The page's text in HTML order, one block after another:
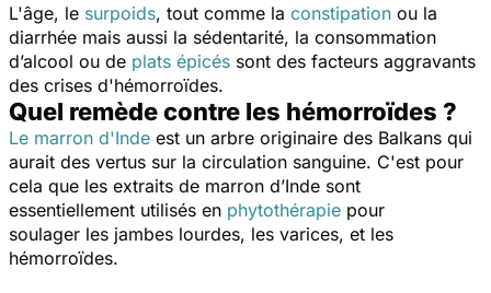
L'âge, le surpoids, tout comme la constipation ou la
diarrhée mais aussi la sédentarité, la consommation
d’alcool ou de plats épicés sont des facteurs aggravants
des crises d'hémorroïdes.
Quel remède contre les hémorroïdes ?
Le marron d'Inde est un arbre originaire des Balkans qui
aurait des vertus sur la circulation sanguine. C'est pour
cela que les extraits de marron d’Inde sont
essentiellement utilisés en phytothérapie pour
soulager les jambes lourdes, les varices, et les
hémorroïdes.